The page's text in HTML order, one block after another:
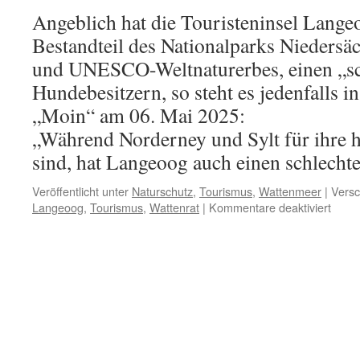
Angeblich hat die Touristeninsel
Bestandteil des Nationalparks
und UNESCO-Weltnaturerbes, einen
Hundebesitzern, so steht es jedenfalls
„Moin“ am 06. Mai 2025:
„Während Norderney und Sylt für ihre
sind, hat Langeoog auch einen
Veröffentlicht unter Naturschutz, Tourismus, Wattenmeer |
Langeoog, Tourismus, Wattenrat | Kommentare deaktiviertfür